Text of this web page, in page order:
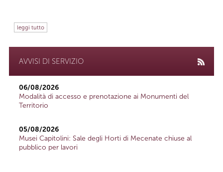
leggi tutto
AVVISI DI SERVIZIO
06/08/2026
Modalità di accesso e prenotazione ai Monumenti del
Territorio
05/08/2026
Musei Capitolini: Sale degli Horti di Mecenate chiuse al
pubblico per lavori